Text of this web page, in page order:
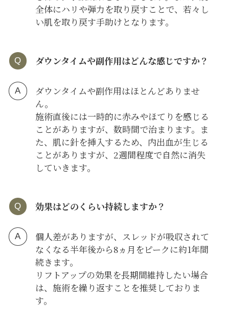
全体にハリや弾力を取り戻すことで、若々し
い肌を取り戻す手助けとなります。
ダウンタイムや副作用はどんな感じですか？
ダウンタイムや副作用はほとんどありませ
ん。
施術直後には一時的に赤みやほてりを感じる
ことがありますが、数時間で治まります。ま
た、肌に針を挿入するため、内出血が生じる
ことがありますが、2週間程度で自然に消失
していきます。
効果はどのくらい持続しますか？
個人差がありますが、スレッドが吸収されて
なくなる半年後から8ヵ月をピークに約1年間
続きます。
リフトアップの効果を長期間維持したい場合
は、施術を繰り返すことを推奨しておりま
す。